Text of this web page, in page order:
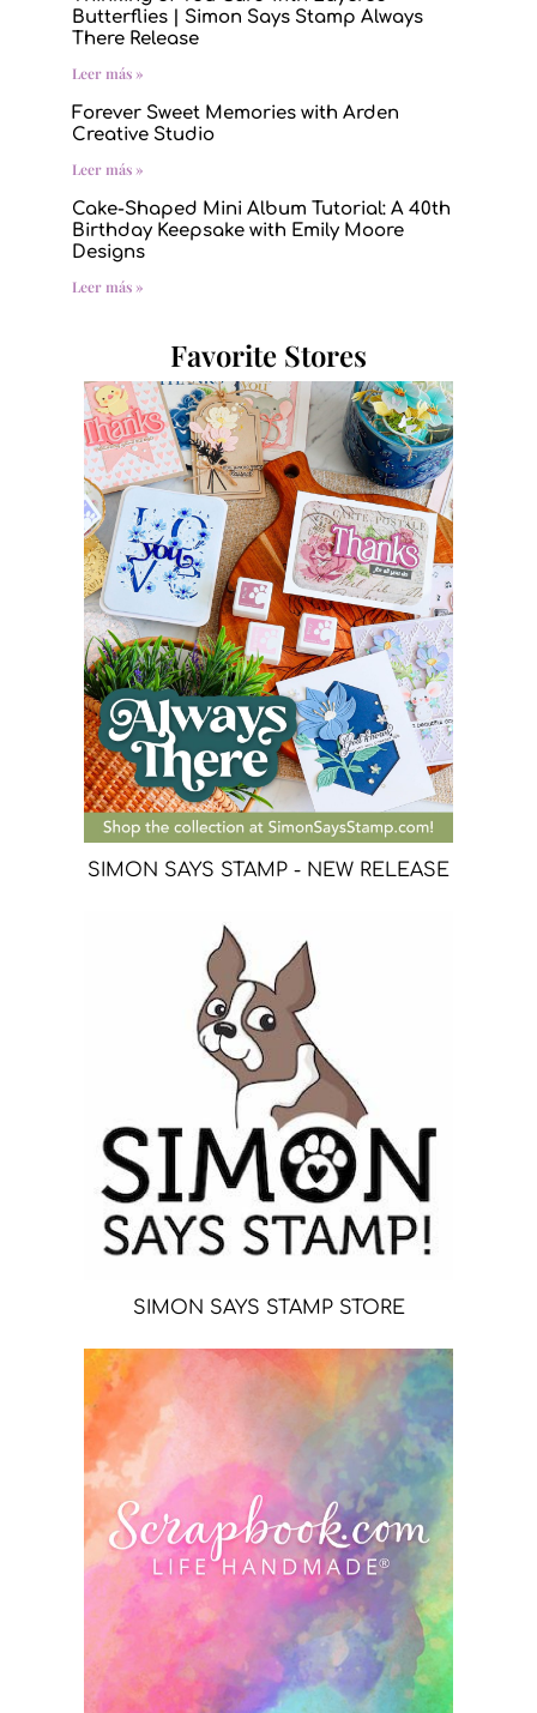
Butterflies | Simon Says Stamp Always
There Release
Leer más »
Forever Sweet Memories with Arden
Creative Studio
Leer más »
Cake-Shaped Mini Album Tutorial: A 40th
Birthday Keepsake with Emily Moore
Designs
Leer más »
Favorite Stores
SIMON SAYS STAMP - NEW RELEASE
SIMON SAYS STAMP STORE